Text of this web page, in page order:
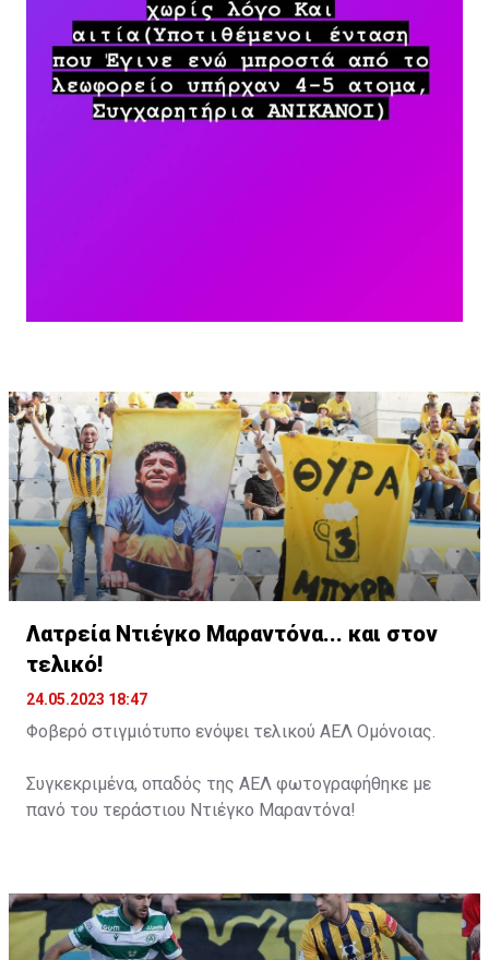
Λατρεία Ντιέγκο Μαραντόνα... και στον
τελικό!
24.05.2023 18:47
Φοβερό στιγμιότυπο ενόψει τελικού ΑΕΛ Ομόνοιας.
Συγκεκριμένα, οπαδός της ΑΕΛ φωτογραφήθηκε με
πανό του τεράστιου Ντιέγκο Μαραντόνα!